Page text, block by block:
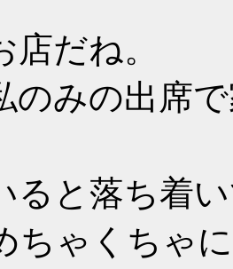
だね。
のみの出席
ると落ち着
ちゃくちゃ